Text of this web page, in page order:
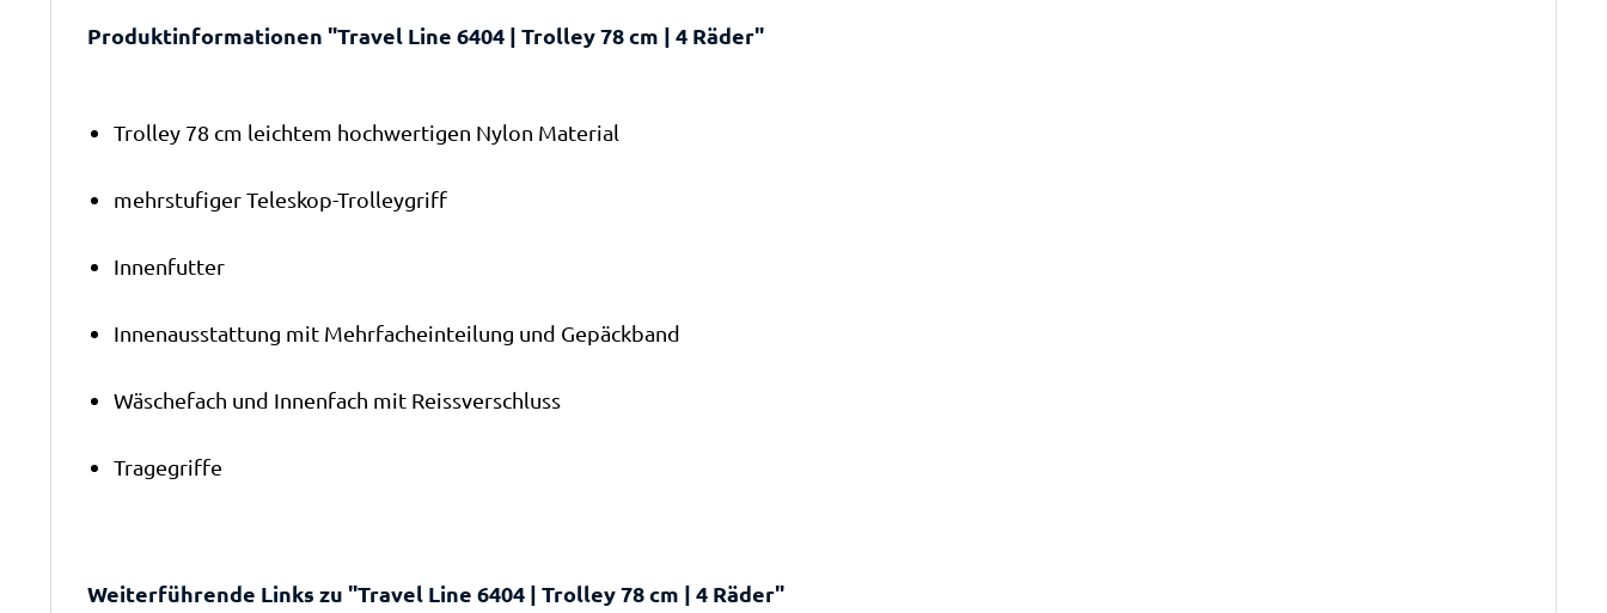
Produktinformationen "Travel Line 6404 | Trolley 78 cm | 4 Räder"
Trolley 78 cm leichtem hochwertigen Nylon Material
mehrstufiger Teleskop-Trolleygriff
Innenfutter
Innenausstattung mit Mehrfacheinteilung und Gepäckband
Wäschefach und Innenfach mit Reissverschluss
Tragegriffe
Weiterführende Links zu "Travel Line 6404 | Trolley 78 cm | 4 Räder"